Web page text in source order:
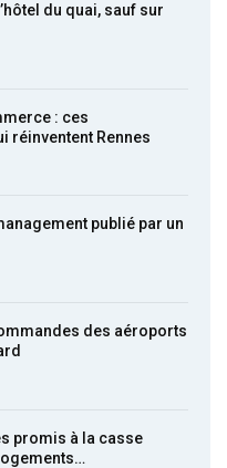
du quai, sauf sur
: ces
réinventent Rennes
publié par un
des aéroports
promis à la casse